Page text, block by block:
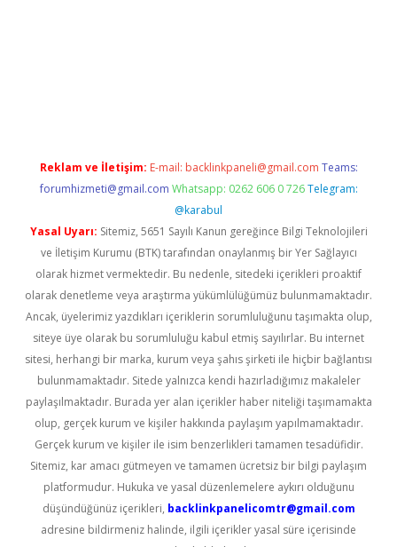
Reklam ve İletişim: E-mail: backlinkpaneli@gmail.com Teams:
forumhizmeti@gmail.com Whatsapp: 0262 606 0 726 Telegram:
@karabul
Yasal Uyarı: Sitemiz, 5651 Sayılı Kanun gereğince Bilgi Teknolojileri
ve İletişim Kurumu (BTK) tarafından onaylanmış bir Yer Sağlayıcı
olarak hizmet vermektedir. Bu nedenle, sitedeki içerikleri proaktif
olarak denetleme veya araştırma yükümlülüğümüz bulunmamaktadır.
Ancak, üyelerimiz yazdıkları içeriklerin sorumluluğunu taşımakta olup,
siteye üye olarak bu sorumluluğu kabul etmiş sayılırlar. Bu internet
sitesi, herhangi bir marka, kurum veya şahıs şirketi ile hiçbir bağlantısı
bulunmamaktadır. Sitede yalnızca kendi hazırladığımız makaleler
paylaşılmaktadır. Burada yer alan içerikler haber niteliği taşımamakta
olup, gerçek kurum ve kişiler hakkında paylaşım yapılmamaktadır.
Gerçek kurum ve kişiler ile isim benzerlikleri tamamen tesadüfidir.
Sitemiz, kar amacı gütmeyen ve tamamen ücretsiz bir bilgi paylaşım
platformudur. Hukuka ve yasal düzenlemelere aykırı olduğunu
düşündüğünüz içerikleri, backlinkpanelicomtr@gmail.com
adresine bildirmeniz halinde, ilgili içerikler yasal süre içerisinde